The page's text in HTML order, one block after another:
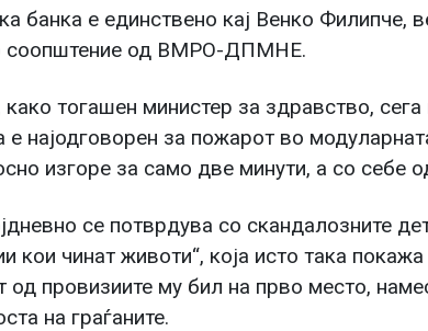
банка е единствено кај Венко Филипче,
соопштение од ВМРО-ДПМНЕ.
тогашен министер за здравство,
е најодговорен за пожарот во
изгоре за само две минути, а со себе
се потврдува со скандалозните
кои чинат животи“, која исто така
од провизиите му бил на прво место,
на граѓаните.